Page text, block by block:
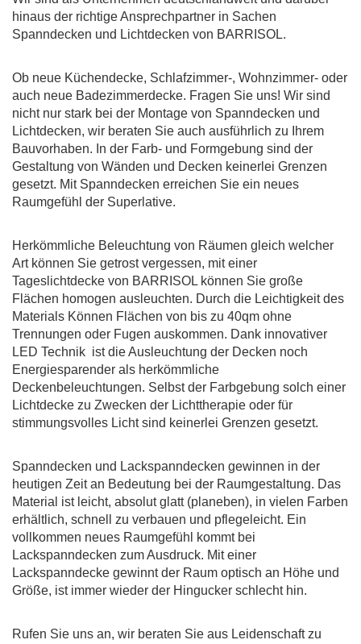
hinaus der richtige Ansprechpartner in Sachen
Spanndecken und Lichtdecken von BARRISOL.
Ob neue Küchendecke, Schlafzimmer-, Wohnzimmer- oder
auch neue Badezimmerdecke. Fragen Sie uns! Wir sind
nicht nur stark bei der Montage von Spanndecken und
Lichtdecken, wir beraten Sie auch ausführlich zu Ihrem
Bauvorhaben. In der Farb- und Formgebung sind der
Gestaltung von Wänden und Decken keinerlei Grenzen
gesetzt. Mit Spanndecken erreichen Sie ein neues
Raumgefühl der Superlative.
Herkömmliche Beleuchtung von Räumen gleich welcher
Art können Sie getrost vergessen, mit einer
Tageslichtdecke von BARRISOL können Sie große
Flächen homogen ausleuchten. Durch die Leichtigkeit des
Materials Können Flächen von bis zu 40qm ohne
Trennungen oder Fugen auskommen. Dank innovativer
LED Technik ist die Ausleuchtung der Decken noch
Energiesparender als herkömmliche
Deckenbeleuchtungen. Selbst der Farbgebung solch einer
Lichtdecke zu Zwecken der Lichttherapie oder für
stimmungsvolles Licht sind keinerlei Grenzen gesetzt.
Spanndecken und Lackspanndecken gewinnen in der
heutigen Zeit an Bedeutung bei der Raumgestaltung. Das
Material ist leicht, absolut glatt (planeben), in vielen Farben
erhältlich, schnell zu verbauen und pflegeleicht. Ein
vollkommen neues Raumgefühl kommt bei
Lackspanndecken zum Ausdruck. Mit einer
Lackspanndecke gewinnt der Raum optisch an Höhe und
Größe, ist immer wieder der Hingucker schlecht hin.
Rufen Sie uns an, wir beraten Sie aus Leidenschaft zu